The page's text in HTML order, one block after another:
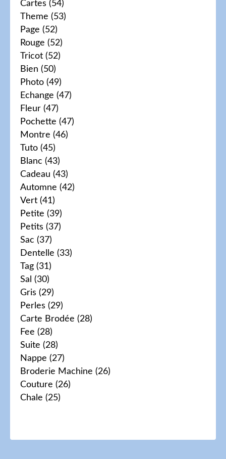
Cartes (54)
Theme (53)
Page (52)
Rouge (52)
Tricot (52)
Bien (50)
Photo (49)
Echange (47)
Fleur (47)
Pochette (47)
Montre (46)
Tuto (45)
Blanc (43)
Cadeau (43)
Automne (42)
Vert (41)
Petite (39)
Petits (37)
Sac (37)
Dentelle (33)
Tag (31)
Sal (30)
Gris (29)
Perles (29)
Carte Brodée (28)
Fee (28)
Suite (28)
Nappe (27)
Broderie Machine (26)
Couture (26)
Chale (25)